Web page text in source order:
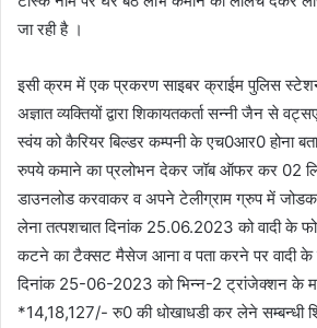
जा रही है ।
इसी क्रम में एक प्रकरण साइबर क्राईम पुलिस
अज्ञात व्यक्तियों द्वारा शिकायतकर्ता सन्नी जैन से
स्वंय को कैरियर बिल्डर कम्पनी के एच0आर0 होना
रुपये कमाने का प्रलोभन देकर जॉब ऑफर कर 02
डाउनलोड करवाकर व अपने टेलीग्राम ग्रुप में
लेना तत्पशचात दिनांक 25.06.2023 को वादी के
कटने का टैक्सट मैसेज आना व पता करने पर वादी के
दिनांक 25-06-2023 को भिन्न-2 ट्रांजेक्शन के
*14,18,127/- रु0 की धोखाधडी कर लेने सम्बन्धी